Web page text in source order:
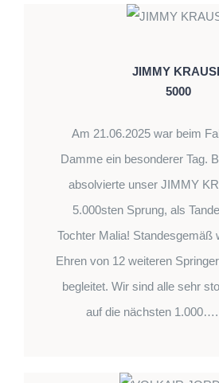
JIMMY
5000
Am 21.06.2025 war beim
Damme ein besonderer Tag.
absolvierte unser JIMMY
5.000sten Sprung, als
Tochter Malia! Standesgemäß
Ehren von 12 weiteren
begleitet. Wir sind alle sehr
auf die nächsten